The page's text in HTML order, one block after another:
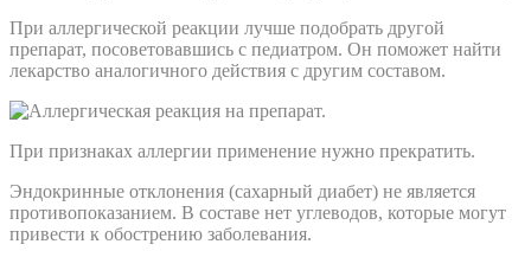
При аллергической реакции лучше подобрать другой
препарат, посоветовавшись с педиатром. Он поможет найти
лекарство аналогичного действия с другим составом.
При признаках аллергии применение нужно прекратить.
Эндокринные отклонения (сахарный диабет) не является
противопоказанием. В составе нет углеводов, которые могут
привести к обострению заболевания.